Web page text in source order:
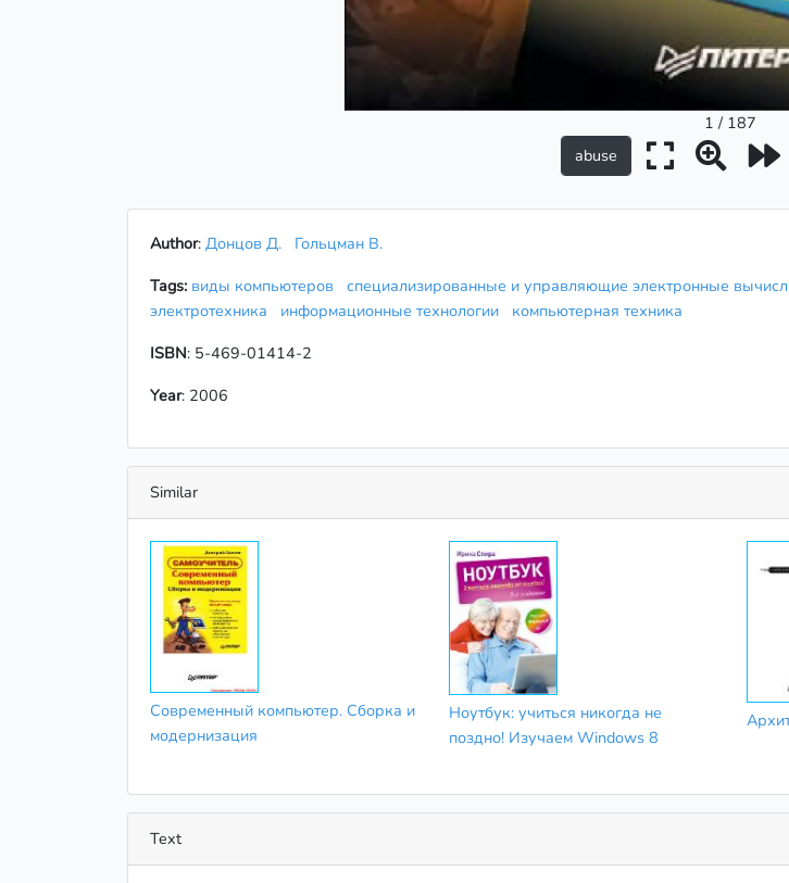
1 / 187
Author: Донцов Д.
Гольцман В.
Tags: виды компьютеров специализированные и управляющие электронные
электротехника
информационные технологии
компьютерная техника
ISBN: 5-469-01414-2
Year: 2006
Similar
Современный компьютер. Сборка и
модернизация
Ноутбук: учиться никогда не
поздно! Изучаем Windows 8
Text